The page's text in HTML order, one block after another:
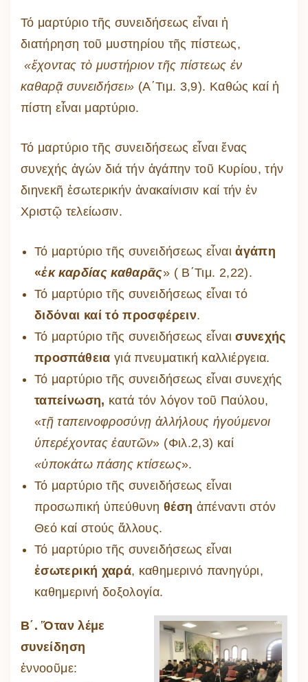
Τό μαρτύριο τῆς συνειδήσεως εἶναι ἡ
διατήρηση τοῦ μυστηρίου τῆς πίστεως,
«ἔχοντας τὸ μυστήριον τῆς πίστεως ἐν
καθαρᾷ συνειδήσει» (Α΄Τιμ. 3,9). Καθώς καί ἡ
πίστη εἶναι μαρτύριο.
Τό μαρτύριο τῆς συνειδήσεως εἶναι ἕνας
συνεχής ἀγών διά τήν ἀγάπην τοῦ Κυρίου, τήν
διηνεκῆ ἐσωτερικήν ἀνακαίνισιν καί τήν ἐν
Χριστῷ τελείωσιν.
Τό μαρτύριο τῆς συνειδήσεως εἶναιἀγάπη
«ἐκ καρδίας καθαρᾶς» ( Β΄Τιμ. 2,22).
Τό μαρτύριο τῆς συνειδήσεως εἶναι τό
διδόναι καί τό προσφέρειν.
Τό μαρτύριο τῆς συνειδήσεως εἶναισυνεχής
προσπάθεια γιά πνευματική καλλιέργεια.
Τό μαρτύριο τῆς συνειδήσεως εἶναι συνεχής
ταπείνωση, κατά τόν λόγον τοῦ Παύλου,
«τῇταπεινοφροσύνῃ ἀλλήλους ἡγούμενοι
ὑπερέχοντας ἑαυτῶν» (Φιλ.2,3) καί
«ὑποκάτω πάσης κτίσεως».
Τό μαρτύριο τῆς συνειδήσεως εἶναι
προσωπική ὑπεύθυνη θέση ἀπέναντι στόν
Θεό καί στούς ἄλλους.
Τό μαρτύριο τῆς συνειδήσεως εἶναι
ἐσωτερική χαρά, καθημερινό πανηγύρι,
καθημερινή δοξολογία.
Β΄. Ὅταν λέμε
συνείδηση
ἐννοοῦμε: